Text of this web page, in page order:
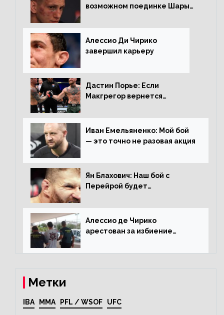
возможном поединке Шары
Копыловым
Алессио Ди Чирико
завершил карьеру
Дастин Порье: Если
Макгрегор вернется
раунда на Чендлера
Иван Емельяненко: Мой бой
— это точно не разовая акция
Ян Блахович: Наш бой с
Перейрой будет
Алессио де Чирико
арестован за избиение
Метки
IBA MMA PFL / WSOF UFC